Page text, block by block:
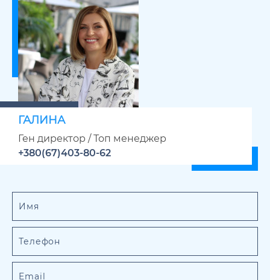
ГАЛИНА
Ген директор / Топ менеджер
+380(67)403-80-62